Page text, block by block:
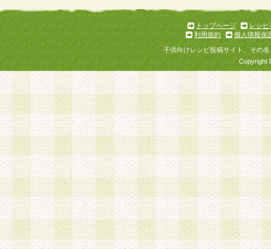
トップページ
レシピ
利用規約
個人情報保
子供向けレシピ投稿サイト、その
Copyright